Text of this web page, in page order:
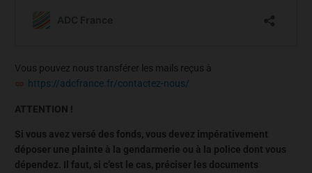
Vous pouvez nous transférer les mails reçus à
https://adcfrance.fr/contactez-nous/
ATTENTION !
Si vous avez versé des fonds, vous devez impérativement
déposer une plainte à la gendarmerie ou à la police dont vous
dépendez. Il faut, si c’est le cas, préciser les documents